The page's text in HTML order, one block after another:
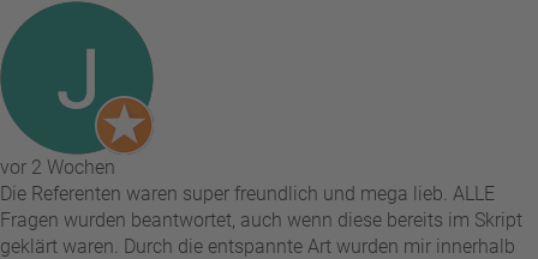
vor 2 Wochen
Die Referenten waren super freundlich und mega lieb. ALLE
Fragen wurden beantwortet, auch wenn diese bereits im Skript
geklärt waren. Durch die entspannte Art wurden mir innerhalb